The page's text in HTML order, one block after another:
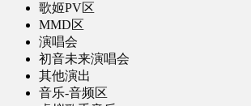
歌姬PV区
MMD区
演唱会
初音未来演唱会
其他演出
音乐-音频区